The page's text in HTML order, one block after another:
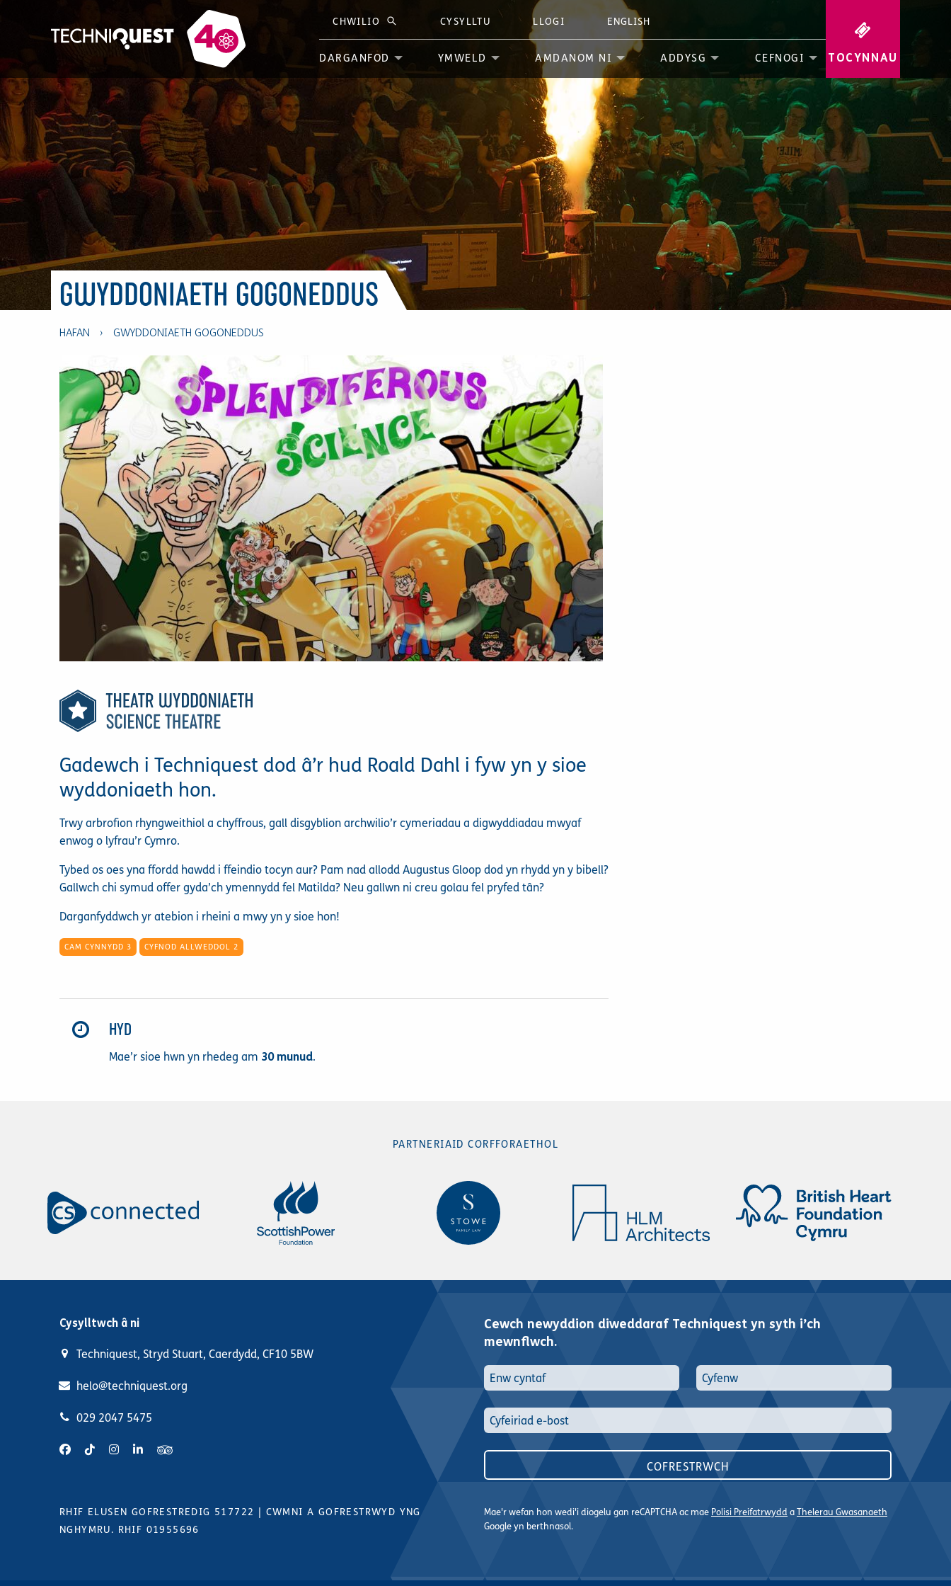
CHWILIO
CYSYLLTU LLOGI ENGLISH
DARGANFOD YMWELD AMDANOM NI ADDYSG CEFNOGI TOCYNNAU
GWYDDONIAETH GOGONEDDUS
HAFAN › GWYDDONIAETH GOGONEDDUS
Gadewch i Techniquest dod â’r hud Roald Dahl i fyw yn y sioe
wyddoniaeth hon.
Trwy arbrofion rhyngweithiol a chyffrous, gall disgyblion archwilio’r cymeriadau a digwyddiadau mwyaf
enwog o lyfrau’r Cymro.
Tybed os oes yna ffordd hawdd i ffeindio tocyn aur? Pam nad allodd Augustus Gloop dod yn rhydd yn y bibell?
Gallwch chi symud offer gyda’ch ymennydd fel Matilda? Neu gallwn ni creu golau fel pryfed tân?
Darganfyddwch yr atebion i rheini a mwy yn y sioe hon!
CAM CYNNYDD 3 CYFNOD ALLWEDDOL 2
HYD
Mae’r sioe hwn yn rhedeg am 30 munud.
PARTNERIAID CORFFORAETHOL
Cysylltwch â ni
Techniquest, Stryd Stuart, Caerdydd, CF10 5BW
helo@techniquest.org
029 2047 5475
RHIF ELUSEN GOFRESTREDIG 517722
CWMNI A GOFRESTRWYD YNG
NGHYMRU. RHIF 01955696
Cewch newyddion diweddaraf Techniquest yn syth i’ch
mewnflwch.
Mae'r wefan hon wedi'i diogelu gan reCAPTCHA ac mae Polisi Preifatrwydd aThelerau Gwasanaeth
Google yn berthnasol.